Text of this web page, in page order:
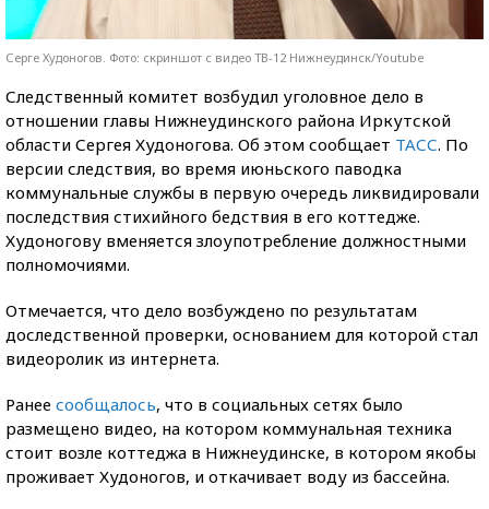
Серге Худоногов. Фото: скриншот с видео ТВ-12 Нижнеудинск/Youtube
Следственный комитет возбудил уголовное дело в
отношении главы Нижнеудинского района Иркутской
области Сергея Худоногова. Об этом сообщает ТАСС. По
версии следствия, во время июньского паводка
коммунальные службы в первую очередь ликвидировали
последствия стихийного бедствия в его коттедже.
Худоногову вменяется злоупотребление должностными
полномочиями.
Отмечается, что дело возбуждено по результатам
доследственной проверки, основанием для которой стал
видеоролик из интернета.
Ранее сообщалось, что в социальных сетях было
размещено видео, на котором коммунальная техника
стоит возле коттеджа в Нижнеудинске, в котором якобы
проживает Худоногов, и откачивает воду из бассейна.